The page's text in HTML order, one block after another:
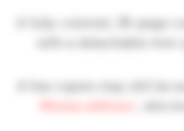
A fully-colored, 28-page
with a detachable mini-
A few copies may still be
Misma editions’
, who